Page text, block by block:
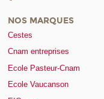
NOS MARQUES
Cestes
Cnam entreprises
Ecole Pasteur-Cnam
Ecole Vaucanson